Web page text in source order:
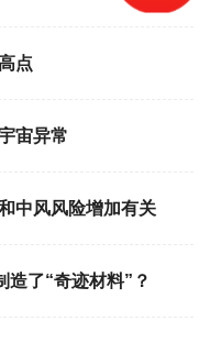
点
宙异常
中风风险增加有关
造了“奇迹材料”？